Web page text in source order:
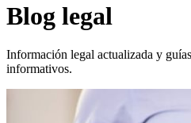
Blog legal
Información legal actualizada y
informativos.